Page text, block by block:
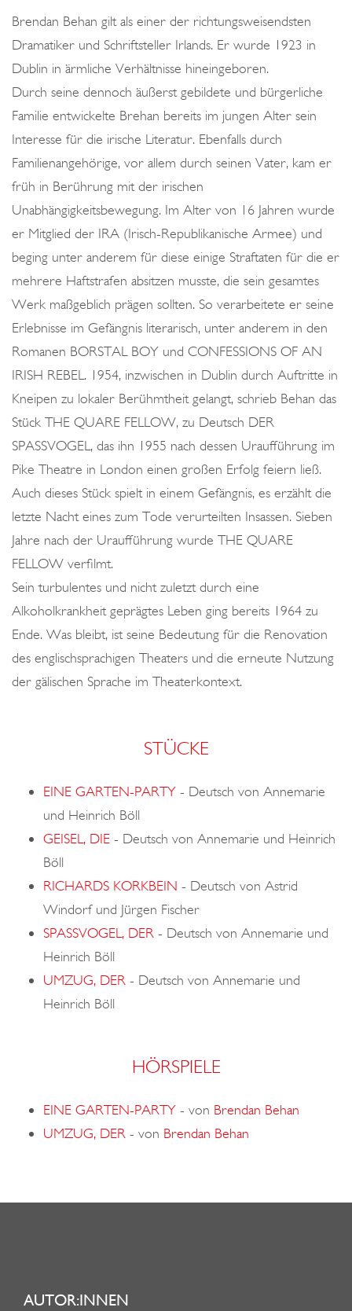
Brendan Behan gilt als einer der richtungsweisendsten
Dramatiker und Schriftsteller Irlands. Er wurde 1923 in
Dublin in ärmliche Verhältnisse hineingeboren.
Durch seine dennoch äußerst gebildete und bürgerliche
Familie entwickelte Brehan bereits im jungen Alter sein
Interesse für die irische Literatur. Ebenfalls durch
Familienangehörige, vor allem durch seinen Vater, kam er
früh in Berührung mit der irischen
Unabhängigkeitsbewegung. Im Alter von 16 Jahren wurde
er Mitglied der IRA (Irisch-Republikanische Armee) und
beging unter anderem für diese einige Straftaten für die er
mehrere Haftstrafen absitzen musste, die sein gesamtes
Werk maßgeblich prägen sollten. So verarbeitete er seine
Erlebnisse im Gefängnis literarisch, unter anderem in den
Romanen BORSTAL BOY und CONFESSIONS OF AN
IRISH REBEL. 1954, inzwischen in Dublin durch Auftritte in
Kneipen zu lokaler Berühmtheit gelangt, schrieb Behan das
Stück THE QUARE FELLOW, zu Deutsch DER
SPASSVOGEL, das ihn 1955 nach dessen Uraufführung im
Pike Theatre in London einen großen Erfolg feiern ließ.
Auch dieses Stück spielt in einem Gefängnis, es erzählt die
letzte Nacht eines zum Tode verurteilten Insassen. Sieben
Jahre nach der Uraufführung wurde THE QUARE
FELLOW verfilmt.
Sein turbulentes und nicht zuletzt durch eine
Alkoholkrankheit geprägtes Leben ging bereits 1964 zu
Ende. Was bleibt, ist seine Bedeutung für die Renovation
des englischsprachigen Theaters und die erneute Nutzung
der gälischen Sprache im Theaterkontext.
STÜCKE
EINE GARTEN-PARTY - Deutsch von Annemarie
und Heinrich Böll
GEISEL, DIE - Deutsch von Annemarie und Heinrich
Böll
RICHARDS KORKBEIN - Deutsch von Astrid
Windorf und Jürgen Fischer
SPASSVOGEL, DER - Deutsch von Annemarie und
Heinrich Böll
UMZUG, DER - Deutsch von Annemarie und
Heinrich Böll
HÖRSPIELE
EINE GARTEN-PARTY - von Brendan Behan
UMZUG, DER - von Brendan Behan
AUTOR:INNEN